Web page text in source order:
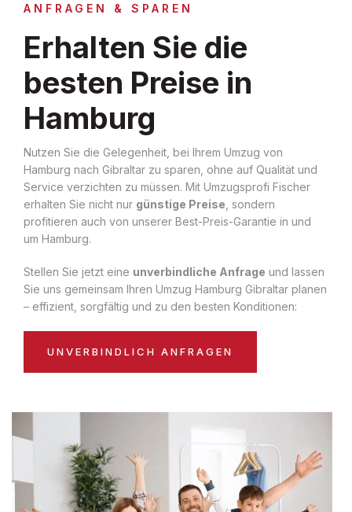
ANFRAGEN & SPAREN
Erhalten Sie die
besten Preise in
Hamburg
Nutzen Sie die Gelegenheit, bei Ihrem Umzug von
Hamburg nach Gibraltar zu sparen, ohne auf Qualität und
Service verzichten zu müssen. Mit Umzugsprofi Fischer
erhalten Sie nicht nur günstige Preise , sondern
profitieren auch von unserer Best-Preis-Garantie in und
um Hamburg.
Stellen Sie jetzt eine unverbindliche Anfrage und lassen
Sie uns gemeinsam Ihren Umzug Hamburg Gibraltar planen
– effizient, sorgfältig und zu den besten Konditionen:
UNVERBINDLICH ANFRAGEN